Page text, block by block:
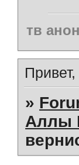
тв
Привет,
»
Аллы